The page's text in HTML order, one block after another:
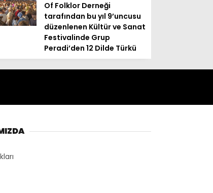
Of Folklor Derneği
tarafından bu yıl 9’uncusu
düzenlenen Kültür ve Sanat
Festivalinde Grup
Peradi’den 12 Dilde Türkü